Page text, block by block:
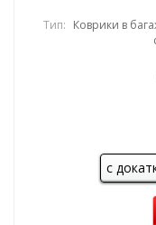
Тип: Коврики в
с